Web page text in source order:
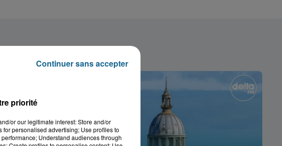
priorité
or our legitimate interest: Store and/or
personalised advertising; Use profiles to
Understand audiences through
Continuer sans accepter